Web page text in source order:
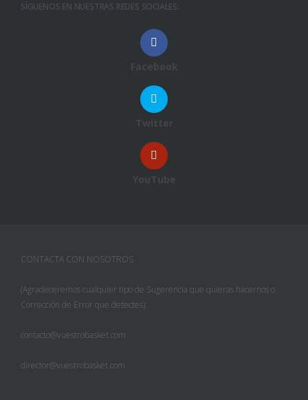
SÍGUENOS EN NUESTRAS REDES SOCIALES:
Facebook
Twitter
YouTube
CONTACTA CON NOSOTROS
(Agradeceremos cualquier tipo de Sugerencia que quieras hacernos o
Corrección de Error que detectes):
contacto@vuestrobasket.com
director@vuestrobasket.com